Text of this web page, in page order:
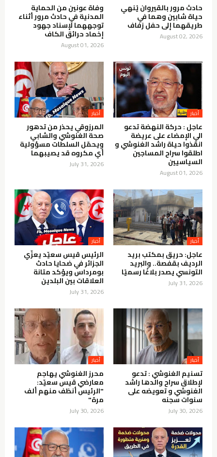
حادث مرور بالقيروان يُنهي
حياة شابين وهما في
طريقهما إلى حفل زفاف
August 02, 2026
وفاة عونين من الحماية
المدنية في حادث مرور أثناء
توجههما لإسناد جهود
إخماد حرائق الكاف
August 01, 2026
أخبار
عاجل : حركة النهضة تدعو
الي الإمضاء على عريضة
انقذوا حياة راشد الغنوشي و
اطلقوا سراح المساجين
السياسيين
August 01, 2026
أخبار
المرزوقي يحذر من تدهور
صحة الغنوشي والشابي
ويحمّل السلطات مسؤولية
أي مكروه قد يصيبهما
July 31, 2026
أخبار
عاجل: حريق بمكتب بريد
الرديف بقفصة.. والبريد
التونسي يصدر بلاغًا رسميًا
July 31, 2026
أخبار
الرئيس قيس سعيّد يعزّي
الجزائر في ضحايا حادث
بومرداس ويؤكد متانة
العلاقات بين البلدين
July 31, 2026
أخبار
تسنيم الغنوشي : تدعو
لإطلاق سراح والدها راشد
الغنوشي و تعويضه على
سنوات سجنه
July 30, 2026
أخبار
محرز الغنوشي يهاجم
معارضي قيس سعيّد:
"الرئيس أنظف منهم ألف
مرة"
July 30, 2026